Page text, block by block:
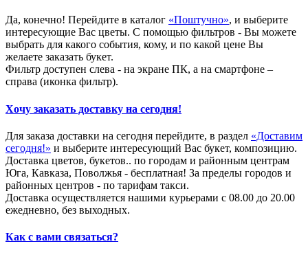
Да, конечно! Перейдите в каталог «Поштучно», и выберите
интересующие Вас цветы. С помощью фильтров - Вы можете
выбрать для какого события, кому, и по какой цене Вы
желаете заказать букет.
Фильтр доступен слева - на экране ПК, а на смартфоне –
справа (иконка фильтр).
Хочу заказать доставку на сегодня!
Для заказа доставки на сегодня перейдите, в раздел «Доставим
сегодня!» и выберите интересующий Вас букет, композицию.
Доставка цветов, букетов.. по городам и районным центрам
Юга, Кавказа, Поволжья - бесплатная! За пределы городов и
районных центров - по тарифам такси.
Доставка осуществляется нашими курьерами с 08.00 до 20.00
ежедневно, без выходных.
Как с вами связаться?